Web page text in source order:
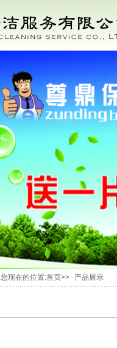
您现在的位置:首页>> 产品展示